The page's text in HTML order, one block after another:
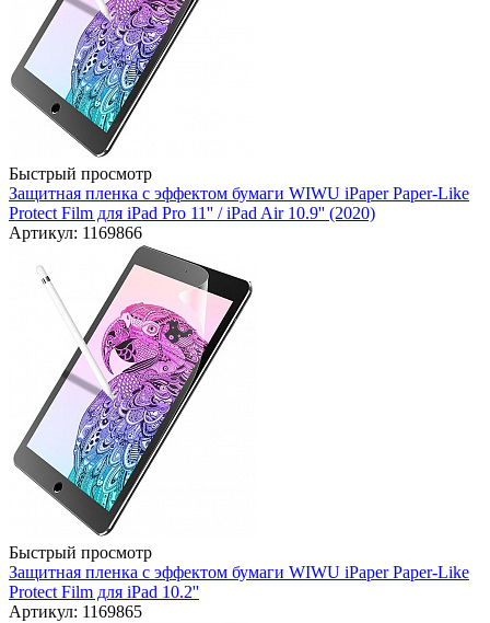
Быстрый просмотр
Защитная пленка с эффектом бумаги WIWU iPaper Paper-Like
Protect Film для iPad Pro 11'' / iPad Air 10.9'' (2020)
Артикул: 1169866
Быстрый просмотр
Защитная пленка с эффектом бумаги WIWU iPaper Paper-Like
Protect Film для iPad 10.2''
Артикул: 1169865